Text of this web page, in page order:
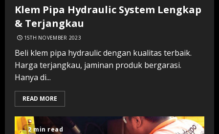
Klem Pipa Hydraulic System Lengkap
& Terjangkau
15TH NOVEMBER 2023
Beli klem pipa hydraulic dengan kualitas terbaik.
Harga terjangkau, jaminan produk bergarasi.
Hanya di...
READ MORE
2 min read